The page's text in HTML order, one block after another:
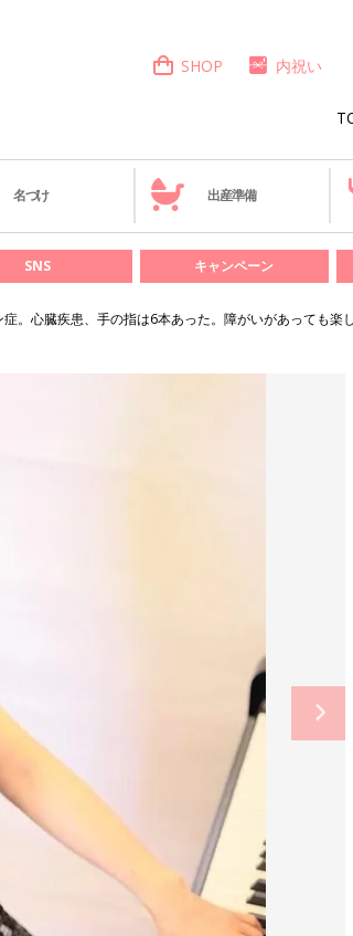
SHOP 内祝い
名づけ 出産準備
SNS キャンペーン
。心臓疾患、手の指は6本あった。障がいがあっても楽